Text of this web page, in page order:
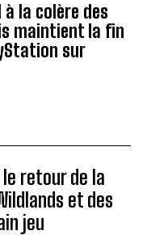
à la colère des
maintient la fin
sur
retour de la
et des
jeu